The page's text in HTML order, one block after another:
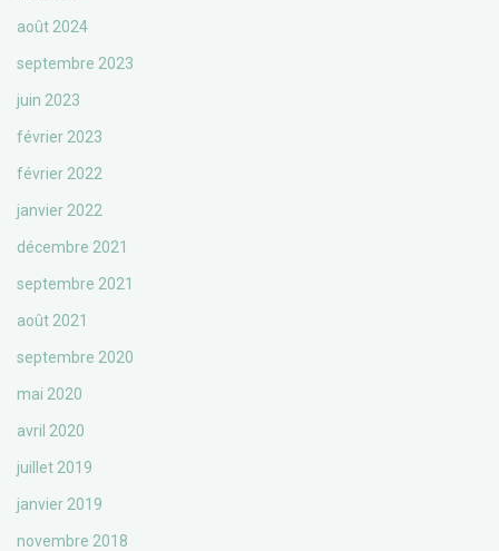
août 2024
septembre 2023
juin 2023
février 2023
février 2022
janvier 2022
décembre 2021
septembre 2021
août 2021
septembre 2020
mai 2020
avril 2020
juillet 2019
janvier 2019
novembre 2018